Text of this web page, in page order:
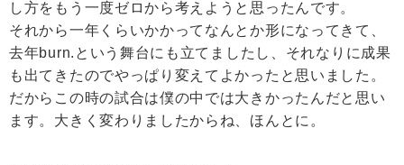
し方をもう一度ゼロから考えようと思ったんです。
それから一年くらいかかってなんとか形になってきて、
去年burn.という舞台にも立てましたし、それなりに成果
も出てきたのでやっぱり変えてよかったと思いました。
だからこの時の試合は僕の中では大きかったんだと思い
ます。大きく変わりましたからね、ほんとに。